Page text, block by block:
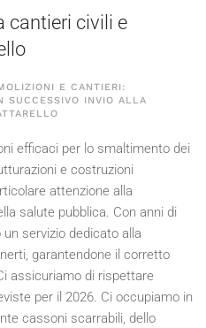
cantieri civili e
E CANTIERI:
SUCCESSIVO INVIO ALLA
efficaci per lo smaltimento dei
e costruzioni
attenzione alla
salute pubblica. Con anni di
servizio dedicato alla
garantendone il corretto
assicuriamo di rispettare
per il 2026. Ci occupiamo in
cassoni scarrabili, dello